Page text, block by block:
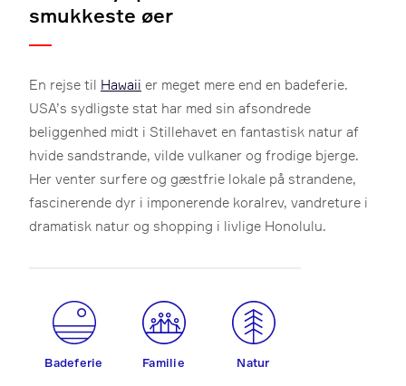
smukkeste øer
En rejse til Hawaii er meget mere end en badeferie.
USA’s sydligste stat har med sin afsondrede
beliggenhed midt i Stillehavet en fantastisk natur af
hvide sandstrande, vilde vulkaner og frodige bjerge.
Her venter surfere og gæstfrie lokale på strandene,
fascinerende dyr i imponerende koralrev, vandreture i
dramatisk natur og shopping i livlige Honolulu.
Badeferie Familie Natur